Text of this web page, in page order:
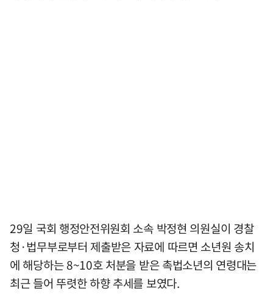
29일 국회 행정안전위원회 소속 박정현 의원실이 경찰
청·법무부로부터 제출받은 자료에 따르면 소년원 송치
에 해당하는 8~10호 처분을 받은 촉법소년의 연령대는
최근 들어 뚜렷한 하향 추세를 보였다.